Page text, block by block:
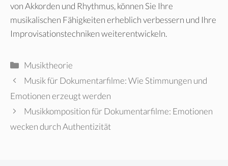
von Akkorden und Rhythmus, können Sie Ihre
musikalischen Fähigkeiten erheblich verbessern und Ihre
Improvisationstechniken weiterentwickeln.
Kategorien
Musiktheorie
Musik für Dokumentarfilme: Wie Stimmungen und
Emotionen erzeugt werden
Musikkomposition für Dokumentarfilme: Emotionen
wecken durch Authentizität